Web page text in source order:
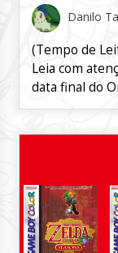
Danilo
(Tempo de
Leia com
data final do